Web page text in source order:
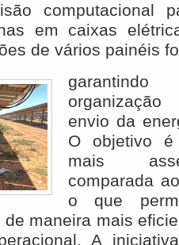
computacional
em caixas
de vários painéis
envio da
O objetivo
mais
comparada
o que
maneira mais
A